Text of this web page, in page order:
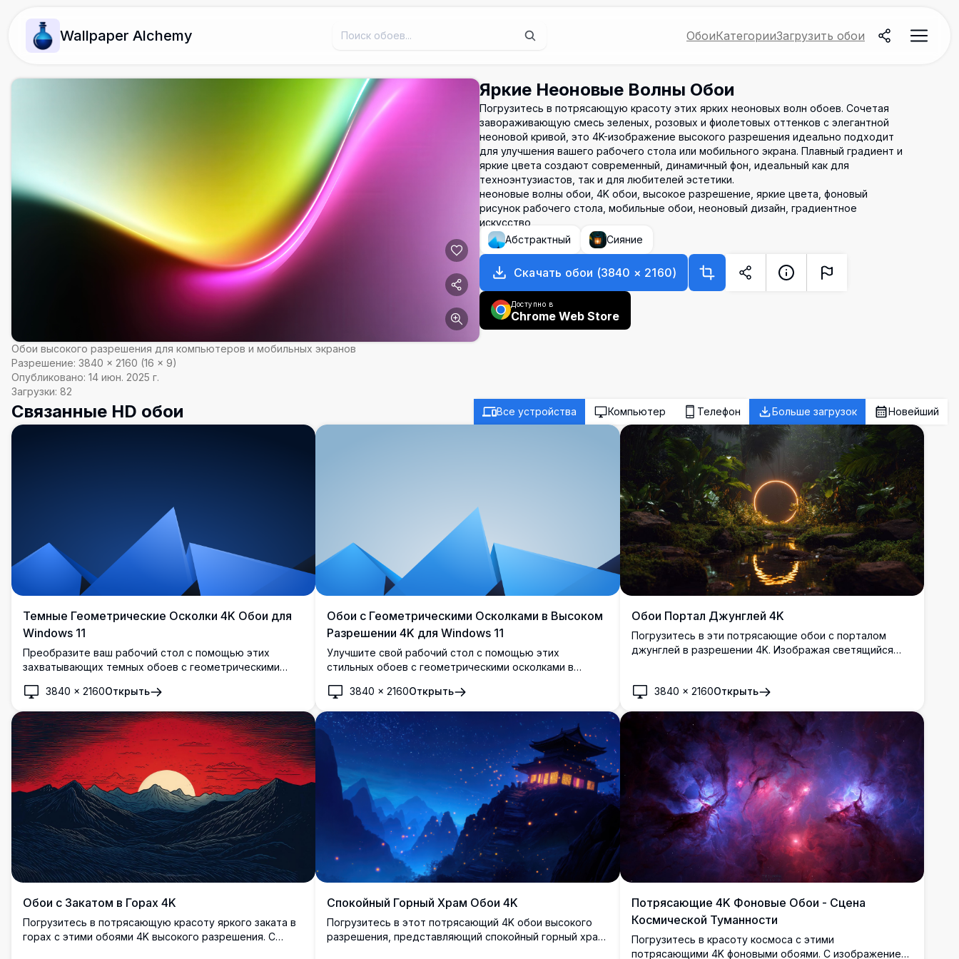
Wallpaper Alchemy ОбоиКатегорииЗагрузить обои
Обои высокого разрешения для компьютеров и мобильных экранов
Разрешение: 3840 × 2160 (16 × 9)
Опубликовано: 14 июн. 2025 г.
Загрузки: 82
Яркие Неоновые Волны Обои
Погрузитесь в потрясающую красоту этих ярких неоновых волн обоев. Сочетая
завораживающую смесь зеленых, розовых и фиолетовых оттенков с элегантной
неоновой кривой, это 4K-изображение высокого разрешения идеально подходит
для улучшения вашего рабочего стола или мобильного экрана. Плавный градиент и
яркие цвета создают современный, динамичный фон, идеальный как для
техноэнтузиастов, так и для любителей эстетики.
неоновые волны обои, 4K обои, высокое разрешение, яркие цвета, фоновый
рисунок рабочего стола, мобильные обои, неоновый дизайн, градиентное
искусство
Абстрактный
Сияние
Скачать обои (3840 × 2160)
Доступно в
Chrome Web Store
Связанные HD обои Все устройства Компьютер Телефон Больше загрузок Новейший
Темные Геометрические Осколки 4K Обои для
Windows 11
Преобразите ваш рабочий стол с помощью этих
захватывающих темных обоев с геометрическими
разрешение изображения демонстрирует яркие синие
осколки на фоне градиента темно-синего цвета. Эти
4K обои добавляют изящный и современный штрих
вашему экрану, идеально подходят для
профессионалов и ценителей дизайна, которые ценят
изысканную минималистичную эстетику.
3840 × 2160Открыть
Обои с Геометрическими Осколками в Высоком
Разрешении 4K для Windows 11
Улучшите свой рабочий стол с помощью этих
стильных обоев с геометрическими осколками в
Изображение высокого разрешения с впечатляющими
синими фигурами, размещёнными в современном
минималистичном стиле на мягком градиентном фоне,
добавляет современности вашему экрану. Идеально
для профессионалов и любителей дизайна, добавляет
штрих элегантности и изысканности в любое рабочее
пространство.
3840 ×2160Открыть
Обои Портал Джунглей 4K
Погрузитесь в эти потрясающие обои с порталом
джунглей в разрешении 4K. Изображая светящийся
природу и мистицизм. Идеально подходит для
экрана яркими цветами и сложными деталями,
предлагая спокойный и захватывающий фон для
любого устройства.
3840 × 2160Открыть
Обои с Закатом в Горах 4K
Погрузитесь в потрясающую красоту яркого заката в
горах с этими обоями 4K высокого разрешения. С
Спокойный Горный Храм Обои 4K
Погрузитесь в этот потрясающий 4K обои высокого
разрешения, представляющий спокойный горный храм,
Потрясающие 4K Фоновые Обои - Сцена
Космической Туманности
Погрузитесь в красоту космоса с этими
потрясающими 4K фоновыми обоями. С изображением